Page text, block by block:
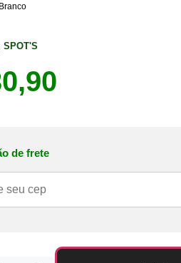
SPOT'S
de frete